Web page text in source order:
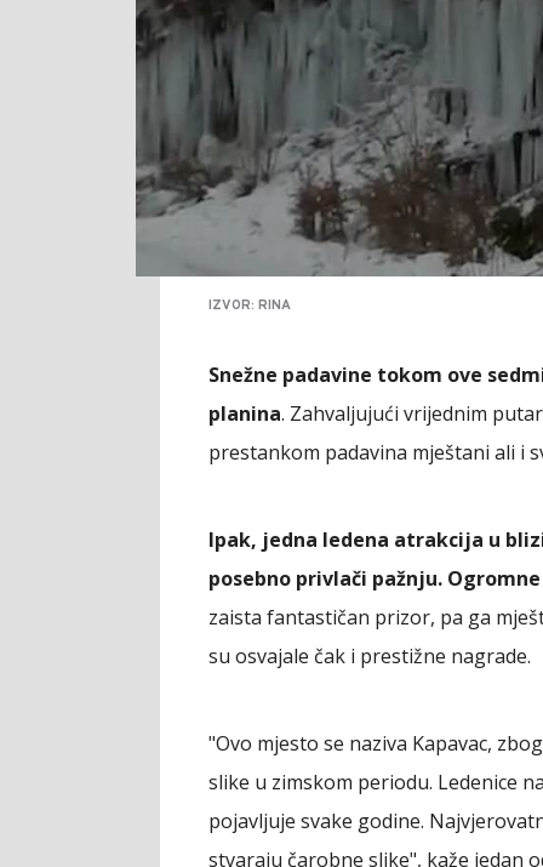
IZVOR: RINA
Snežne padavine tokom ove
planina. Zahvaljujući vrijednim
prestankom padavina mještani ali i
Ipak, jedna ledena atrakcija u
posebno privlači pažnju.
zaista fantastičan prizor, pa ga
su osvajale čak i prestižne nagrade.
"Ovo mjesto se naziva Kapavac,
slike u zimskom periodu. Ledenice
pojavljuje svake godine.
stvaraju čarobne slike", kaže jedan